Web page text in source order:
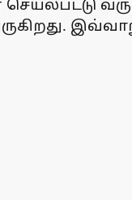
செயல்பட்டு